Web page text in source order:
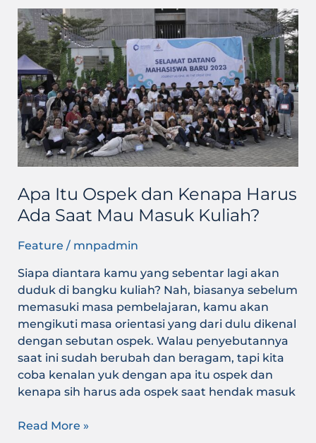
Apa Itu Ospek dan Kenapa Harus
Ada Saat Mau Masuk Kuliah?
Feature / mnpadmin
Siapa diantara kamu yang sebentar lagi akan
duduk di bangku kuliah? Nah, biasanya sebelum
memasuki masa pembelajaran, kamu akan
mengikuti masa orientasi yang dari dulu dikenal
dengan sebutan ospek. Walau penyebutannya
saat ini sudah berubah dan beragam, tapi kita
coba kenalan yuk dengan apa itu ospek dan
kenapa sih harus ada ospek saat hendak masuk
Apa
Itu
Ospek
dan
Kenapa
Harus
Ada
Saat
Mau
Masuk
Kuliah?
Read More »